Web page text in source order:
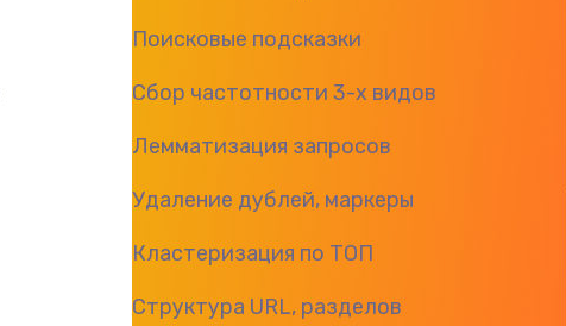
Поисковые подсказки
Сбор частотности 3-х видов
Лемматизация запросов
Удаление дублей, маркеры
Кластеризация по ТОП
Структура URL, разделов